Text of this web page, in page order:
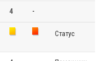
4 -
Статус